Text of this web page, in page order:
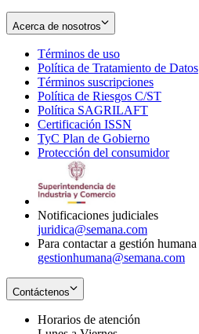
Acerca de nosotros
Términos de uso
in
new
window
Política de Tratamiento de Datos
Términos suscripciones
in
Política de Riesgos C/ST
Política SAGRILAFT
new
window
Certificación ISSN
in
new
TyC Plan de Gobierno
in
Protección del consumidorOpens
Notificaciones judiciales
juridica@semana.com
Para contactar a gestión humana
gestionhumana@semana.com
Contáctenos
Horarios de atención